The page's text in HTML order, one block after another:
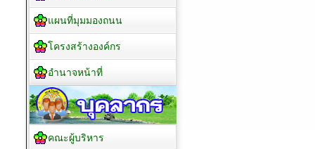
แผนที่มุมมองถนน
โครงสร้างองค์กร
อำนาจหน้าที่
คณะผู้บริหาร